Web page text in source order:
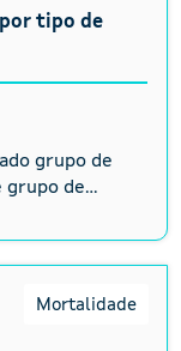
tipo de
grupo de
grupo de...
Mortalidade